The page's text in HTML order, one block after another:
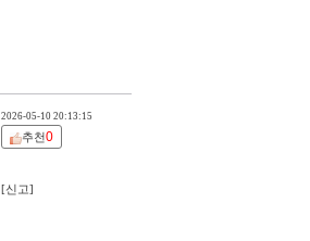
2026-05-10 20:13:15
추천0
[신고]